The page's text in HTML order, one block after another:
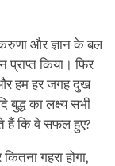
और ज्ञान के बल
प्राप्त किया। फिर
और हम हर जगह दुख
बुद्ध का लक्ष्य सभी
हैं कि वे सफल हुए?
गहरा होगा,